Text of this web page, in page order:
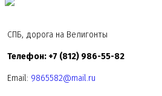
СПБ, дорога на Велигонты
Телефон: +7 (812) 986-55-82
Email: 9865582@mail.ru